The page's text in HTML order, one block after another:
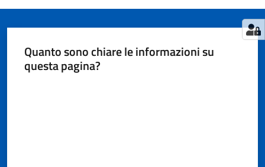
su
Quanto sono chiare le informazioni su
questa pagina?